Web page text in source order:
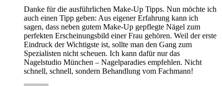
Danke für die ausführlichen Make-Up Tipps. Nun möchte ich
auch einen Tipp geben: Aus eigener Erfahrung kann ich
sagen, dass neben gutem Make-Up gepflegte Nägel zum
perfekten Erscheinungsbild einer Frau gehören. Weil der erste
Eindruck der Wichtigste ist, sollte man den Gang zum
Spezialisten nicht scheuen. Ich kann dafür nur das
Nagelstudio München – Nagelparadies empfehlen. Nicht
schnell, schnell, sondern Behandlung vom Fachmann!